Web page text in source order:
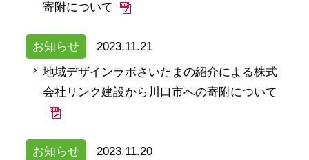
寄附について
お知らせ
2023.11.21
地域デザインラボさいたまの紹介による株式
会社リンク建設から川口市への寄附について
お知らせ
2023.11.20